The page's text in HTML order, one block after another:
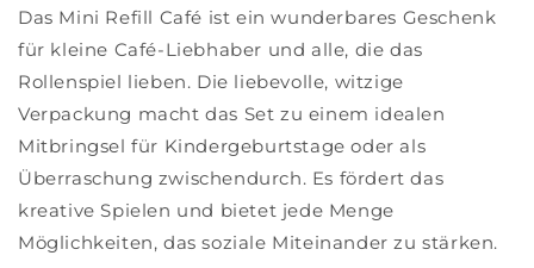
Das Mini Refill Café ist ein wunderbares Geschenk
für kleine Café-Liebhaber und alle, die das
Rollenspiel lieben. Die liebevolle, witzige
Verpackung macht das Set zu einem idealen
Mitbringsel für Kindergeburtstage oder als
Überraschung zwischendurch. Es fördert das
kreative Spielen und bietet jede Menge
Möglichkeiten, das soziale Miteinander zu stärken.